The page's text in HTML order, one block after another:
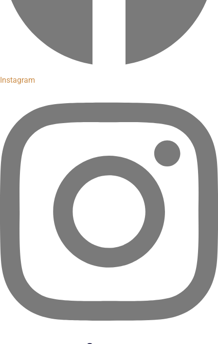
Instagram